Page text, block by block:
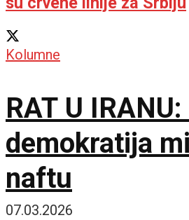
Kolumne
RAT U
demokratija
naftu
07.03.2026